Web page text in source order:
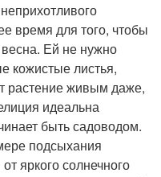
время для того, чтобы
весна. Ей не нужно
кожистые листья,
растение живым даже,
идеальна
быть садоводом.
подсыхания
яркого солнечного